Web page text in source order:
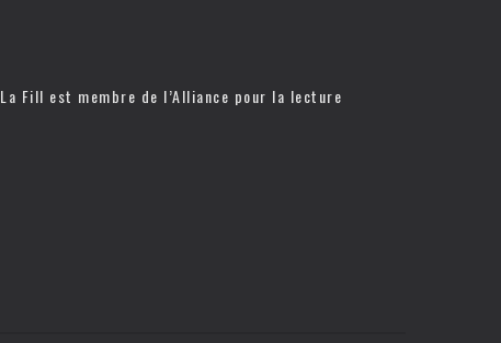
La Fill est membre de l’Alliance pour la lecture